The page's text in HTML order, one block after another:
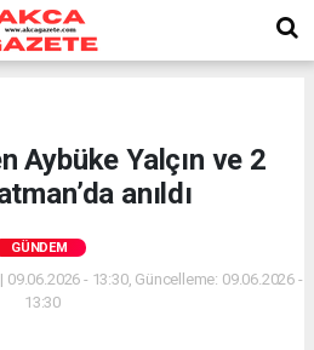
Aybüke Yalçın ve 2
anıldı
GÜNDEM
- 13:30, Güncelleme: 09.06.2026 -
13:30